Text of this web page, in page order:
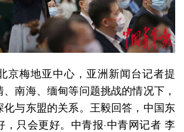
京梅地亚中心，亚洲新闻台记者提
南海、缅甸等问题挑战的情况下，
化与东盟的关系。王毅回答，中国东
，只会更好。中青报·中青网记者 李